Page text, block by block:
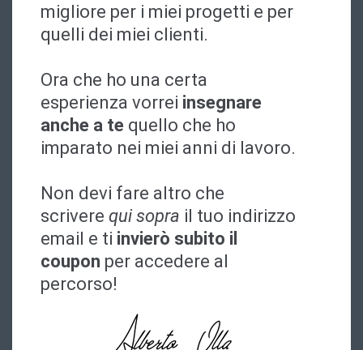
migliore per i miei progetti e per
quelli dei miei clienti.
Ora che ho una certa
esperienza vorrei insegnare
anche a te quello che ho
imparato nei miei anni di lavoro.
Non devi fare altro che
scrivere qui sopra il tuo indirizzo
email e ti invierò subito il
coupon per accedere al
percorso!